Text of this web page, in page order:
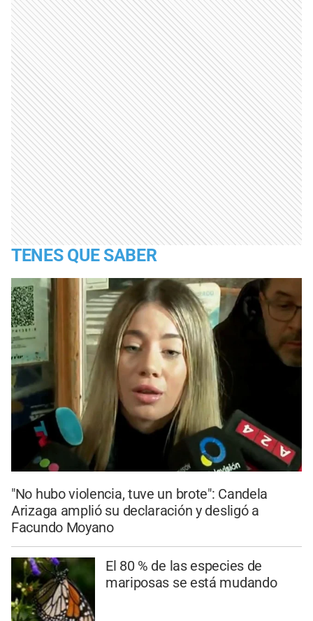
TENES QUE SABER
"No hubo violencia, tuve un brote": Candela
Arizaga amplió su declaración y desligó a
Facundo Moyano
El 80 % de las especies de
mariposas se está mudando